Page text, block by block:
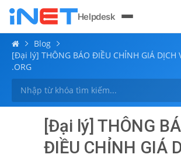
Helpdesk
Blog
[Đại lý] THÔNG BÁO ĐIỀU CHỈNH GIÁ DỊCH
.ORG
[Đại lý] THÔNG
ĐIỀU CHỈNH GIÁ